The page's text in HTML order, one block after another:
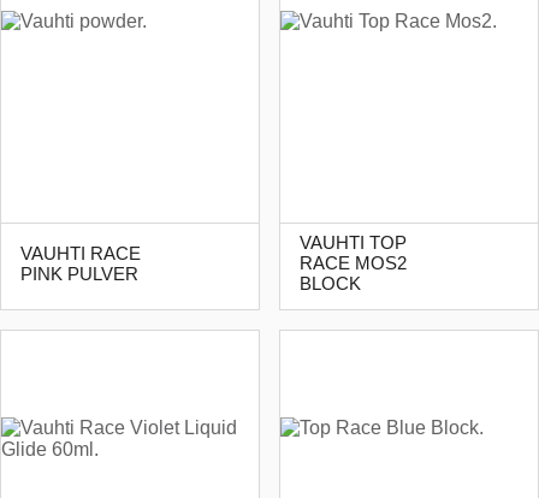
VAUHTI RACE
PINK PULVER
VAUHTI TOP
RACE MOS2
BLOCK